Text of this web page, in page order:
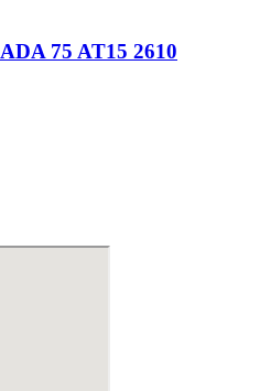
75 AT15 2610